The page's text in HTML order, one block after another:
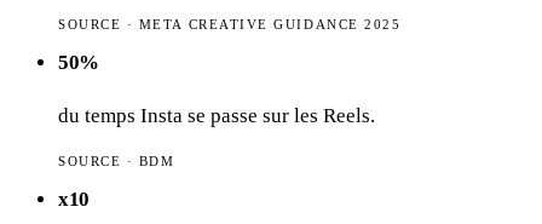
SOURCE · META CREATIVE GUIDANCE 2025
50%
du temps Insta se passe sur les Reels.
SOURCE · BDM
x10